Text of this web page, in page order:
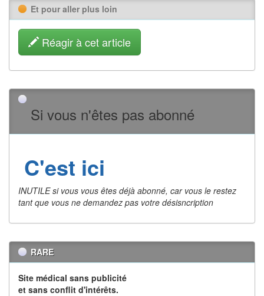
Et pour aller plus loin
Réagir à cet article
Si vous n'êtes pas abonné
C'est ici
INUTILE si vous vous êtes déjà abonné, car vous le restez
tant que vous ne demandez pas votre désisncription
RARE
Site médical sans publicité
et sans conflit d'intérêts.